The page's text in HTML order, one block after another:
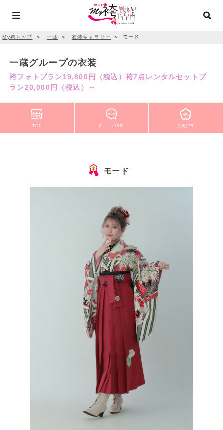
My袴トップ ＞ 一蔵 ＞ 衣装ギャラリー ＞ モード
一蔵グループの衣装
袴フォトプラン19,800円（税込）袴7点レンタルセットプ
ラン20,000円（税込）～
TOP 口コミ(756) 衣装(78)
モード